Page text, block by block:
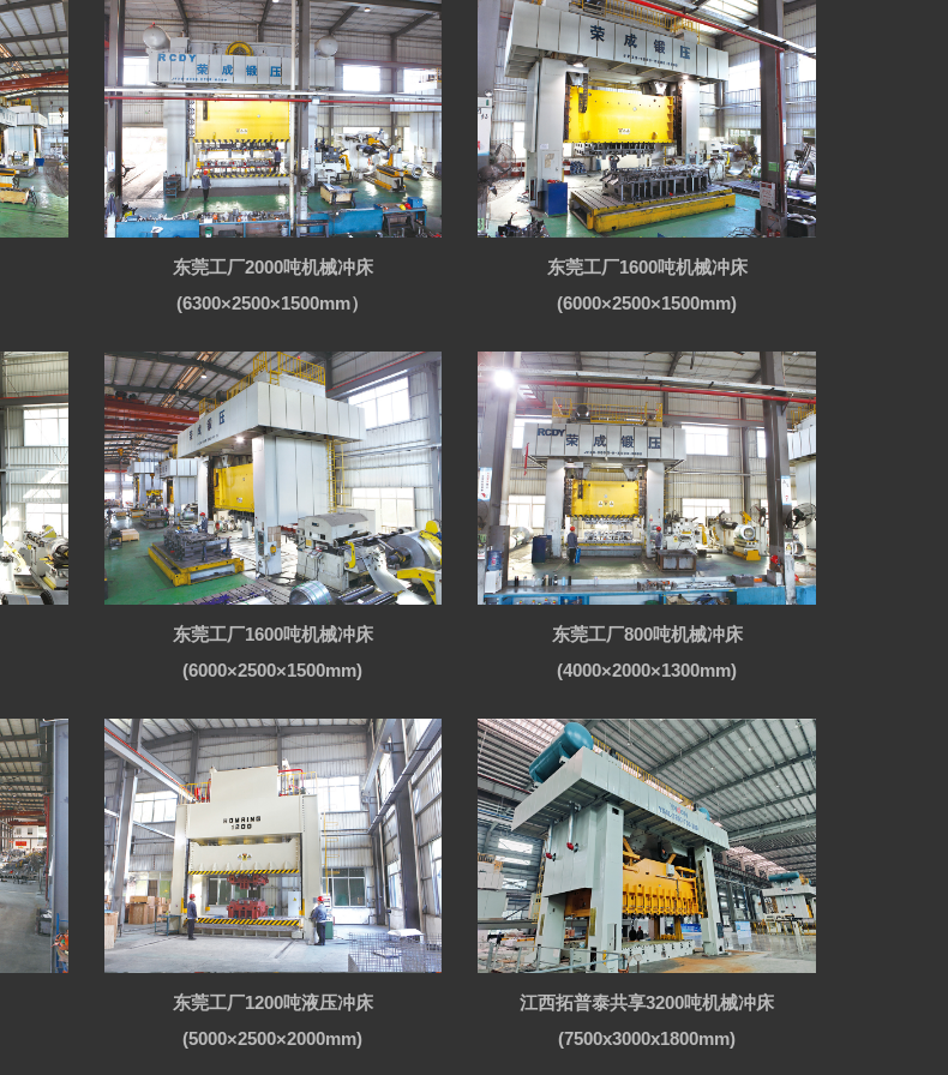
东莞工厂2000吨机械冲床
(6300×2500×1500mm）
东莞工厂1600吨机械冲床
(6000×2500×1500mm)
东莞工厂1600吨机械冲床
(6000×2500×1500mm)
东莞工厂800吨机械冲床
(4000×2000×1300mm)
东莞工厂1200吨液压冲床
(5000×2500×2000mm)
江西拓普泰共享3200吨机械冲床
(7500x3000x1800mm)